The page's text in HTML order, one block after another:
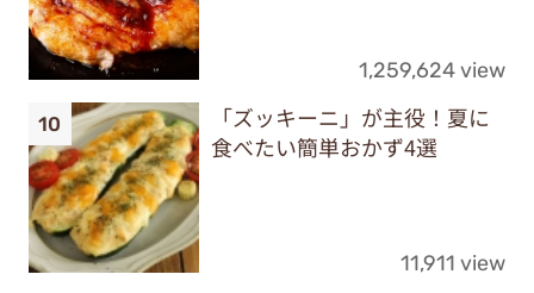
1,259,624 view
「ズッキーニ」が主役！夏に
食べたい簡単おかず4選
11,911 view